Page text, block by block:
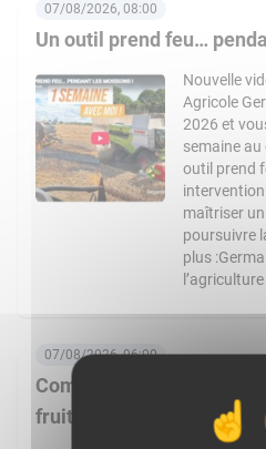
Un outil prend feu…
07/08/2026, 08:00
Nouvelle
Agricole
2026 et
semaine
outil prend
maîtriser
poursuivre
plus
Comment Frais Émincés
fruits et légumes ?
07/08/2026, 06:00